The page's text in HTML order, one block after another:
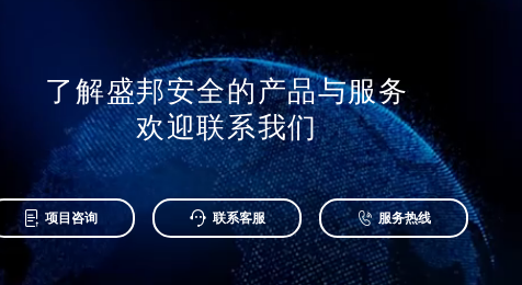
了解盛邦安全的产品与服务
欢迎联系我们
 项目咨询  联系客服  服务热线